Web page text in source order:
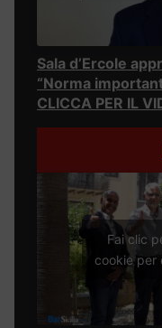
Sala d’Ercole
“Norma
CLICCA PER IL
Fai clic
cookie per